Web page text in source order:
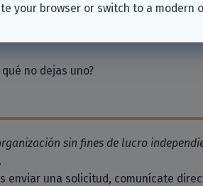
no dejas uno?
sin fines de lucro
enviar una solicitud, comunícate
your browser or switch to a modern